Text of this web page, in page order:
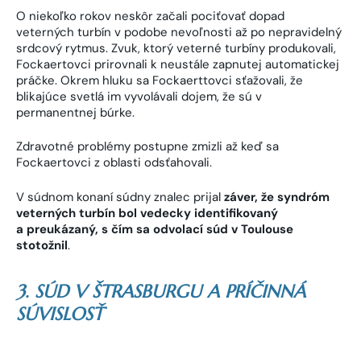
O niekoľko rokov neskôr začali pociťovať dopad
veterných turbín v podobe nevoľnosti až po nepravidelný
srdcový rytmus. Zvuk, ktorý veterné turbíny produkovali,
Fockaertovci prirovnali k neustále zapnutej automatickej
práčke. Okrem hluku sa Fockaerttovci sťažovali, že
blikajúce svetlá im vyvolávali dojem, že sú v
permanentnej búrke.
Zdravotné problémy postupne zmizli až keď sa
Fockaertovci z oblasti odsťahovali.
V súdnom konaní súdny znalec prijal záver, že syndróm
veterných turbín bol vedecky identifikovaný
a preukázaný, s čím sa odvolací súd v Toulouse
stotožnil.
3. SÚD V ŠTRASBURGU A PRÍČINNÁ
SÚVISLOSŤ